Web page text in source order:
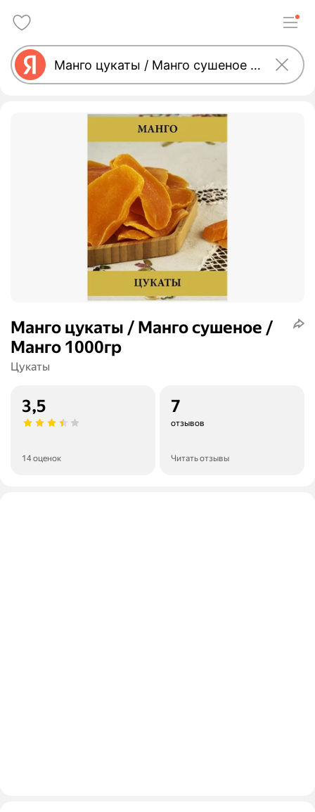
Манго цукаты / Манго сушеное /
Манго 1000гр
Цукаты
3,5
14 оценок
7
отзывов
Читать отзывы